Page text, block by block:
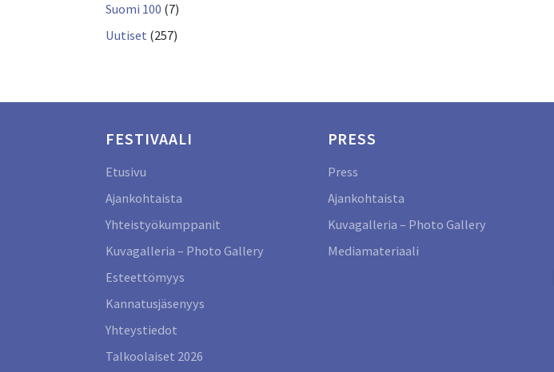
Suomi 100 (7)
Uutiset (257)
FESTIVAALI
Etusivu
Ajankohtaista
Yhteistyökumppanit
Kuvagalleria – Photo Gallery
Esteettömyys
Kannatusjäsenyys
Yhteystiedot
Talkoolaiset 2026
PRESS
Press
Ajankohtaista
Kuvagalleria – Photo Gallery
Mediamateriaali